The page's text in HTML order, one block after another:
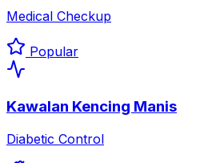
Medical Checkup
Popular
Kawalan Kencing Manis
Diabetic Control